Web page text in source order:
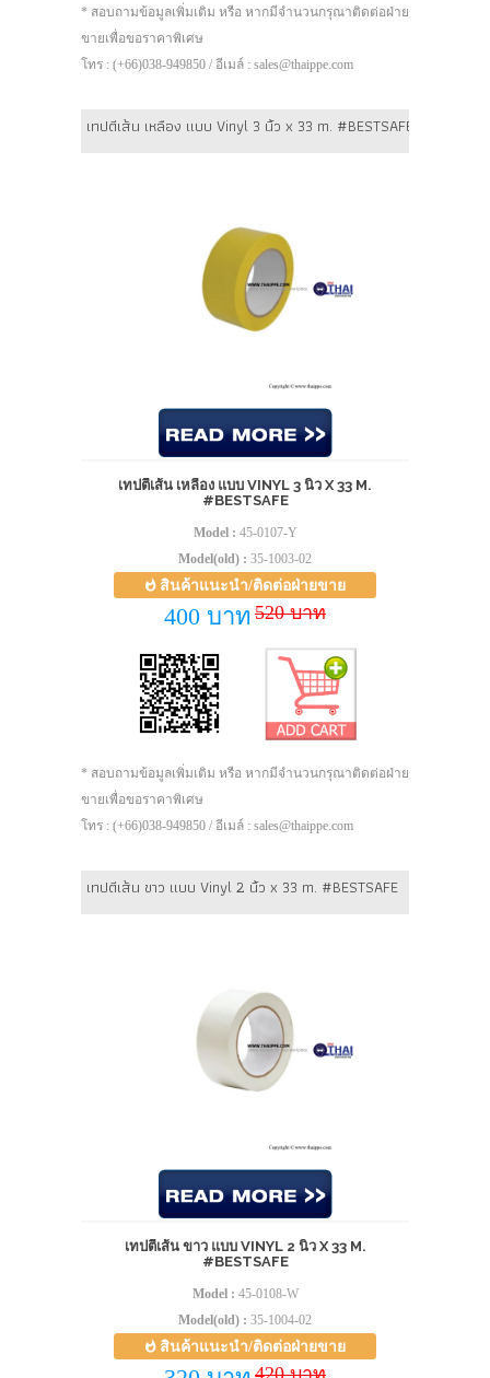
* สอบถามข้อมูลเพิ่มเติม หรือ หากมีจำนวนกรุณาติดต่อฝ่าย
ขายเพื่อขอราคาพิเศษ
โทร : (+66)038-949850 / อีเมล์ : sales@thaippe.com
เทปตีเส้น เหลือง แบบ Vinyl 3 นิ้ว x 33 m. #BESTSAFE
เทปตีเส้น เหลือง แบบ VINYL 3 นิ้ว X 33 M.
#BESTSAFE
Model : 45-0107-Y
Model(old) : 35-1003-02
สินค้าแนะนำ/ติดต่อฝ่ายขาย
400 บาท 520 บาท
* สอบถามข้อมูลเพิ่มเติม หรือ หากมีจำนวนกรุณาติดต่อฝ่าย
ขายเพื่อขอราคาพิเศษ
โทร : (+66)038-949850 / อีเมล์ : sales@thaippe.com
เทปตีเส้น ขาว แบบ Vinyl 2 นิ้ว x 33 m. #BESTSAFE
เทปตีเส้น ขาว แบบ VINYL 2 นิ้ว X 33 M.
#BESTSAFE
Model : 45-0108-W
Model(old) : 35-1004-02
สินค้าแนะนำ/ติดต่อฝ่ายขาย